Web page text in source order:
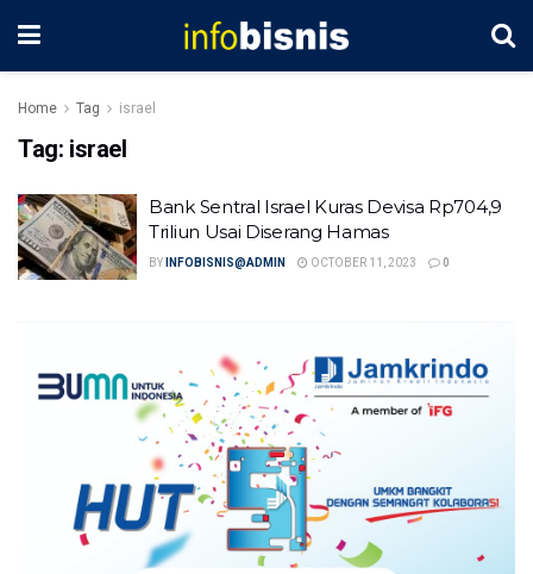
Home Tag israel
Tag: israel
Bank Sentral Israel Kuras Devisa Rp704,9
Triliun Usai Diserang Hamas
BY INFOBISNIS@ADMIN OCTOBER 11, 2023 0